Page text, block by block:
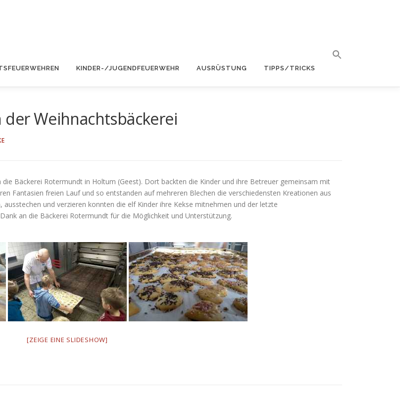
KINDER-/JUGENDFEUERWEHR AUSRÜSTUNG TIPPS/TRICKS
Weihnachtsbäckerei
Bäckerei Rotermundt in Holtum (Geest). Dort backten die Kinder und ihre Betreuer gemeinsam mit
Fantasien freien Lauf und so entstanden auf mehreren Blechen die verschiedensten Kreationen aus
und verzieren konnten die elf Kinder ihre Kekse mitnehmen und der letzte
an die Bäckerei Rotermundt für die Möglichkeit und Unterstützung.
[ZEIGE EINE SLIDESHOW]